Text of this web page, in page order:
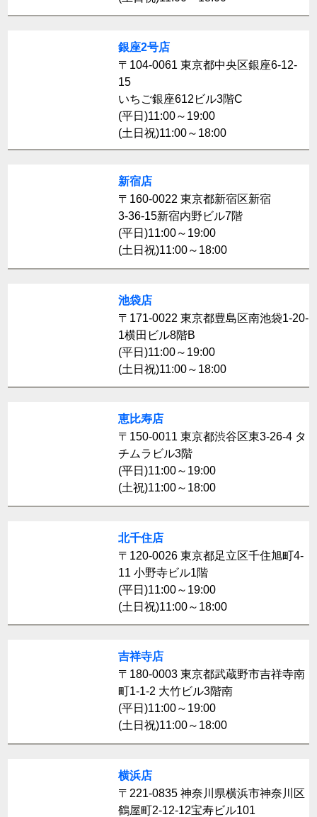
銀座2号店
〒104-0061 東京都中央区銀座6-12-
15
いちご銀座612ビル3階C
(平日)11:00～19:00
(土日祝)11:00～18:00
新宿店
〒160-0022 東京都新宿区新宿
3-36-15新宿内野ビル7階
(平日)11:00～19:00
(土日祝)11:00～18:00
池袋店
〒171-0022 東京都豊島区南池袋1-20-
1横田ビル8階B
(平日)11:00～19:00
(土日祝)11:00～18:00
恵比寿店
〒150-0011 東京都渋谷区東3-26-4 タ
チムラビル3階
(平日)11:00～19:00
(土祝)11:00～18:00
北千住店
〒120-0026 東京都足立区千住旭町4-
11 小野寺ビル1階
(平日)11:00～19:00
(土日祝)11:00～18:00
吉祥寺店
〒180-0003 東京都武蔵野市吉祥寺南
町1-1-2 大竹ビル3階南
(平日)11:00～19:00
(土日祝)11:00～18:00
横浜店
〒221-0835 神奈川県横浜市神奈川区
鶴屋町2-12-12宝寿ビル101